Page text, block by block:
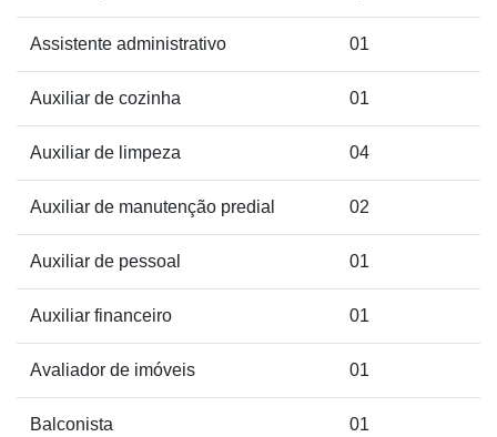
Assistente administrativo 01
Auxiliar de cozinha 01
Auxiliar de limpeza 04
Auxiliar de manutenção predial 02
Auxiliar de pessoal 01
Auxiliar financeiro 01
Avaliador de imóveis 01
Balconista 01